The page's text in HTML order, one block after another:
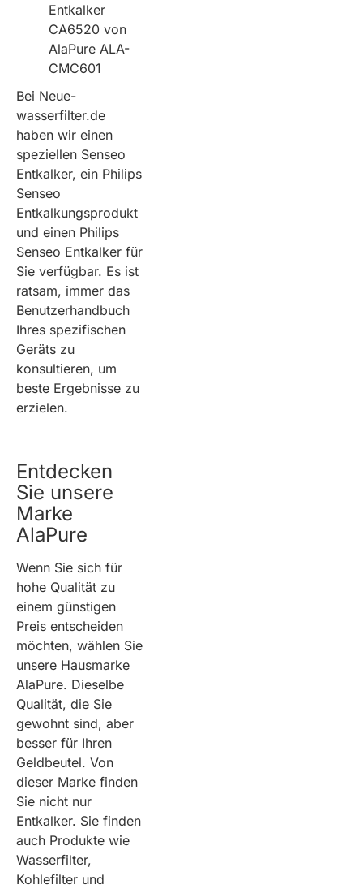
Entkalker
CA6520 von
AlaPure ALA-
CMC601
Bei Neue-
wasserfilter.de
haben wir einen
speziellen Senseo
Entkalker, ein Philips
Senseo
Entkalkungsprodukt
und einen Philips
Senseo Entkalker für
Sie verfügbar. Es ist
ratsam, immer das
Benutzerhandbuch
Ihres spezifischen
Geräts zu
konsultieren, um
beste Ergebnisse zu
erzielen.
Entdecken
Sie unsere
Marke
AlaPure
Wenn Sie sich für
hohe Qualität zu
einem günstigen
Preis entscheiden
möchten, wählen Sie
unsere Hausmarke
AlaPure. Dieselbe
Qualität, die Sie
gewohnt sind, aber
besser für Ihren
Geldbeutel. Von
dieser Marke finden
Sie nicht nur
Entkalker. Sie finden
auch Produkte wie
Wasserfilter,
Kohlefilter und